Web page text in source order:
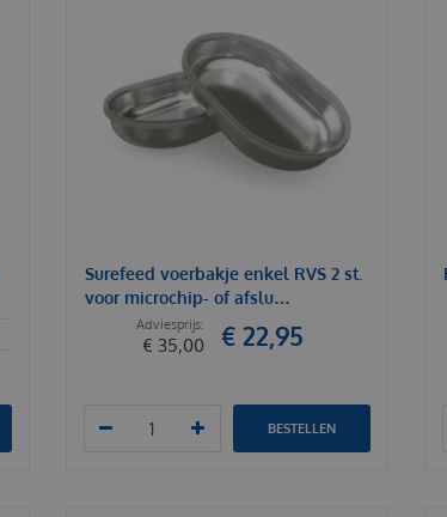
Surefeed voerbakje enkel RVS 2 st.
voor microchip- of afslu…
€ 35,00 € 22,95
BESTELLEN